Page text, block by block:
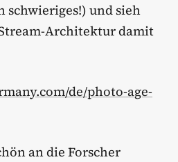
schwieriges!) und sieh
Architektur damit
de/photo-age-
an die Forscher